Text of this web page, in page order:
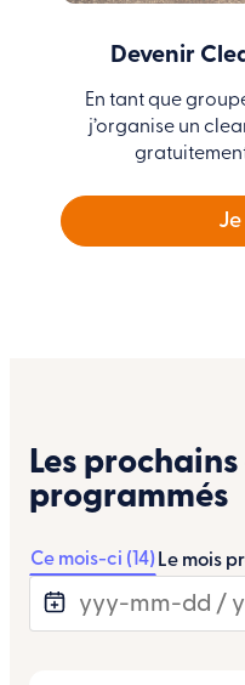
Devenir
En tant que
j’organise un
Je
Les
programmés
Ce mois-ci (14)